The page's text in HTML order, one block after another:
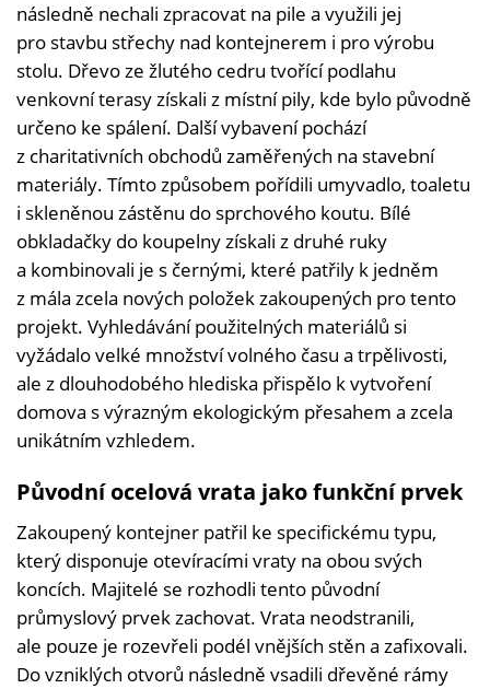
následně nechali zpracovat na pile a využili jej
pro stavbu střechy nad kontejnerem i pro výrobu
stolu. Dřevo ze žlutého cedru tvořící podlahu
venkovní terasy získali z místní pily, kde bylo původně
určeno ke spálení. Další vybavení pochází
z charitativních obchodů zaměřených na stavební
materiály. Tímto způsobem pořídili umyvadlo, toaletu
i skleněnou zástěnu do sprchového koutu. Bílé
obkladačky do koupelny získali z druhé ruky
a kombinovali je s černými, které patřily k jedněm
z mála zcela nových položek zakoupených pro tento
projekt. Vyhledávání použitelných materiálů si
vyžádalo velké množství volného času a trpělivosti,
ale z dlouhodobého hlediska přispělo k vytvoření
domova s výrazným ekologickým přesahem a zcela
unikátním vzhledem.
Původní ocelová vrata jako funkční prvek
Zakoupený kontejner patřil ke specifickému typu,
který disponuje otevíracími vraty na obou svých
koncích. Majitelé se rozhodli tento původní
průmyslový prvek zachovat. Vrata neodstranili,
ale pouze je rozevřeli podél vnějších stěn a zafixovali.
Do vzniklých otvorů následně vsadili dřevěné rámy